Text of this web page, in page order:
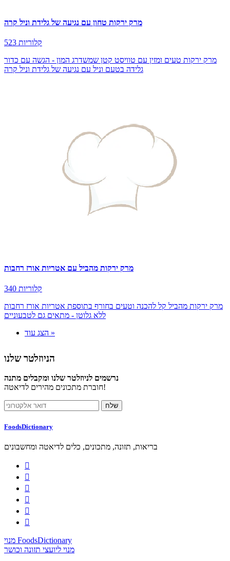
מרק ירקות טחון עם נגיעה של גלידת וניל קרה
523 קלוריות
מרק ירקות טעים ומזין עם טוויסט קטן שמשדרג המון - הגשה עם כדור
גלידה בטעם וניל עם נגיעה של גלידת וניל קרה
מרק ירקות מהביל עם אטריות אורז רחבות
340 קלוריות
מרק ירקות מהביל קל להכנה וטעים בחורף בתוספת אטריות אורז רחבות
ללא גלוטן - מתאים גם לטבעוניים
הצג עוד »
הניוזלטר שלנו
נרשמים לניוזלטר שלנו ומקבלים מתנה
חוברת מתכונים מהירים לדיאטה!
FoodsDictionary
בריאות, תזונה, מתכונים, כלים לדיאטה ומחשבונים






מנוי FoodsDictionary
מנוי ליועצי תזונה וכושר